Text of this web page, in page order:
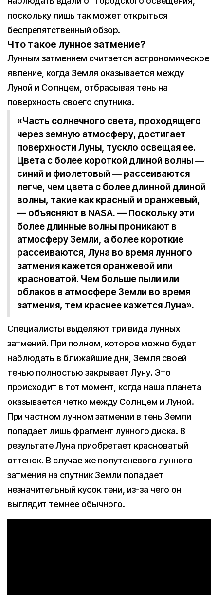
поскольку лишь так может открыться
беспрепятственный обзор.
Что такое лунное затмение?
Лунным затмением считается астрономическое
явление, когда Земля оказывается между
Луной и Солнцем, отбрасывая тень на
поверхность своего спутника.
«Часть солнечного света, проходящего
через земную атмосферу, достигает
поверхности Луны, тускло освещая ее.
Цвета с более короткой длиной волны ―
синий и фиолетовый ― рассеиваются
легче, чем цвета с более длинной длиной
волны, такие как красный и оранжевый,
— объясняют в NASA. — Поскольку эти
более длинные волны проникают в
атмосферу Земли, а более короткие
рассеиваются, Луна во время лунного
затмения кажется оранжевой или
красноватой. Чем больше пыли или
облаков в атмосфере Земли во время
затмения, тем краснее кажется Луна».
Специалисты выделяют три вида лунных
затмений. При полном, которое можно будет
наблюдать в ближайшие дни, Земля своей
тенью полностью закрывает Луну. Это
происходит в тот момент, когда наша планета
оказывается четко между Солнцем и Луной.
При частном лунном затмении в тень Земли
попадает лишь фрагмент лунного диска. В
результате Луна приобретает красноватый
оттенок. В случае же полутеневого лунного
затмения на спутник Земли попадает
незначительный кусок тени, из-за чего он
выглядит темнее обычного.